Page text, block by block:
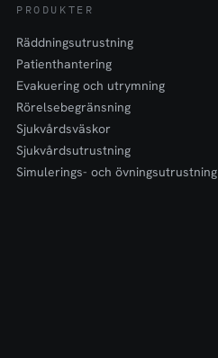
PRODUKTER
Räddningsutrustning
Patienthantering
Evakuering och utrymning
Rörelsebegränsning
Sjukvårdsväskor
Sjukvårdsutrustning
Simulerings- och övningsutrustning